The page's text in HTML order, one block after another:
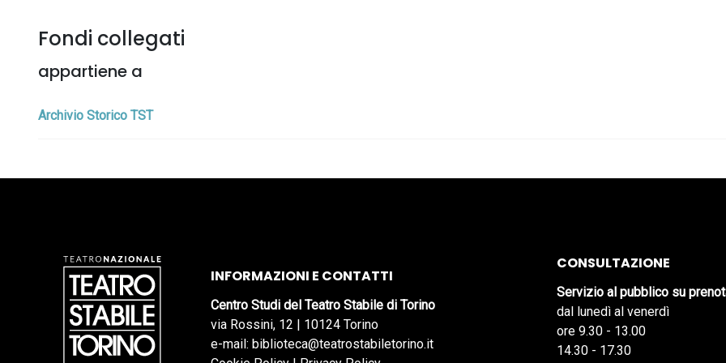
Fondi collegati
appartiene a
Archivio Storico TST
INFORMAZIONI E CONTATTI
Centro Studi del Teatro Stabile di Torino
via Rossini, 12 | 10124 Torino
e-mail: biblioteca@teatrostabiletorino.it
CONSULTAZIONE
Servizio al pubblico su
dal lunedì al venerdì
ore 9.30 - 13.00
14.30 - 17.30